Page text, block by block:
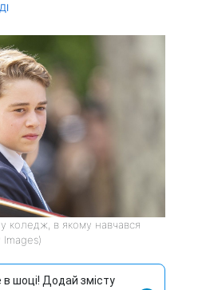
коледж, в якому навчався
в шоці! Додай змісту